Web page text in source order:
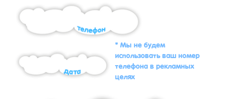
* Мы не будем
использовать ваш номер
телефона в рекламных
целях